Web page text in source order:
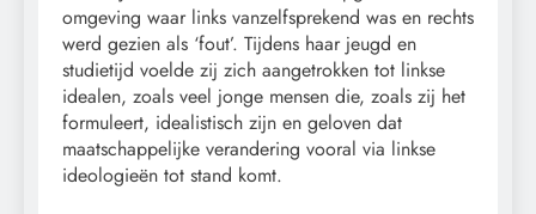
omgeving waar links vanzelfsprekend was en rechts
werd gezien als ‘fout’. Tijdens haar jeugd en
studietijd voelde zij zich aangetrokken tot linkse
idealen, zoals veel jonge mensen die, zoals zij het
formuleert, idealistisch zijn en geloven dat
maatschappelijke verandering vooral via linkse
ideologieën tot stand komt.